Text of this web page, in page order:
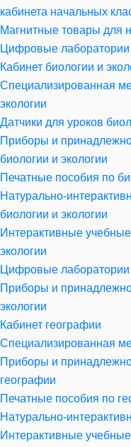
кабинета начальных
Магнитные товары для
Цифровые лаборатории
Кабинет биологии и
Специализированная
экологии
Датчики для уроков
Приборы и
биологии и экологии
Печатные пособия по
Натурально-
биологии и экологии
Интерактивные
экологии
Цифровые лаборатории
Приборы и
экологии
Кабинет географии
Специализированная
Приборы и
географии
Печатные пособия по
Натурально-
Интерактивные